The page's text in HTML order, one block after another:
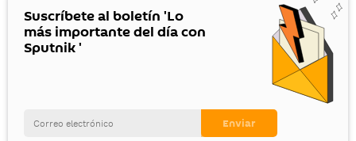
Suscríbete al boletín 'Lo
más importante del día con
Sputnik '